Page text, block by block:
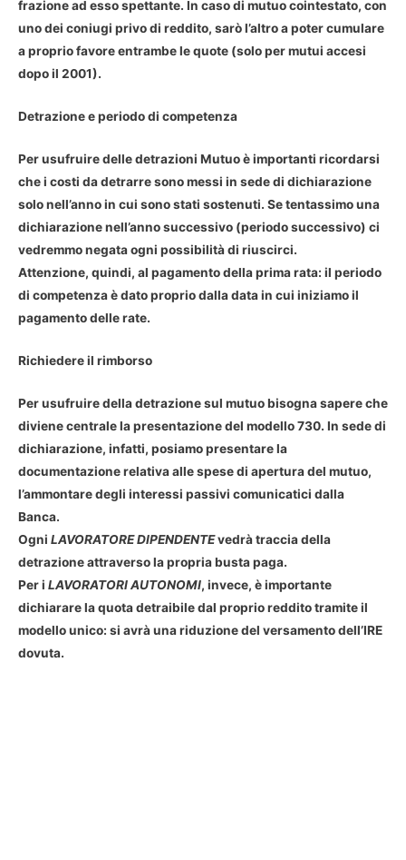
frazione ad esso spettante. In caso di mutuo cointestato, con
uno dei coniugi privo di reddito, sarò l’altro a poter cumulare
a proprio favore entrambe le quote (solo per mutui accesi
dopo il 2001).
Detrazione e periodo di competenza
Per usufruire delle detrazioni Mutuo è importanti ricordarsi
che i costi da detrarre sono messi in sede di dichiarazione
solo nell’anno in cui sono stati sostenuti. Se tentassimo una
dichiarazione nell’anno successivo (periodo successivo) ci
vedremmo negata ogni possibilità di riuscirci.
Attenzione, quindi, al pagamento della prima rata: il periodo
di competenza è dato proprio dalla data in cui iniziamo il
pagamento delle rate.
Richiedere il rimborso
Per usufruire della detrazione sul mutuo bisogna sapere che
diviene centrale la presentazione del modello 730. In sede di
dichiarazione, infatti, posiamo presentare la
documentazione relativa alle spese di apertura del mutuo,
l’ammontare degli interessi passivi comunicatici dalla
Banca.
Ogni LAVORATORE DIPENDENTEvedrà traccia della
detrazione attraverso la propria busta paga.
Per i LAVORATORI AUTONOMI, invece, è importante
dichiarare la quota detraibile dal proprio reddito tramite il
modello unico: si avrà una riduzione del versamento dell’IRE
dovuta.